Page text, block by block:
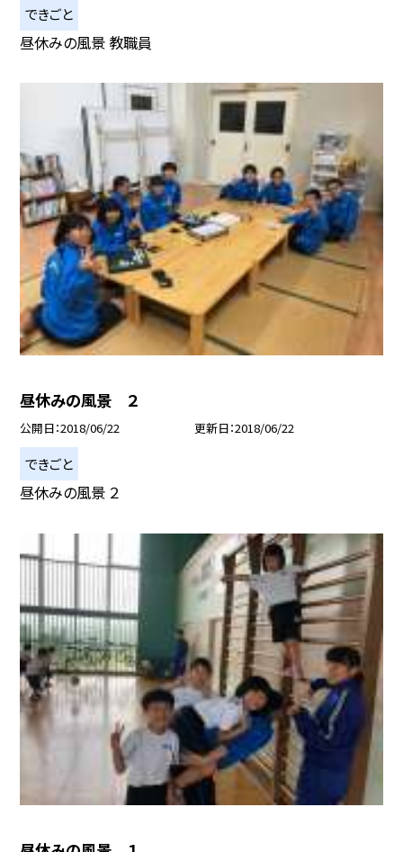
できごと
昼休みの風景 教職員
昼休みの風景 ２
公開日 2018/06/22 更新日 2018/06/22
できごと
昼休みの風景 ２